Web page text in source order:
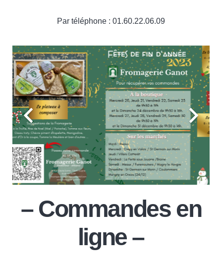
Par téléphone : 01.60.22.06.09
– Commandes en
ligne –